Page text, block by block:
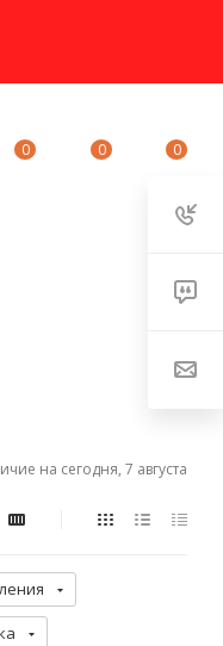
0 0 0
на сегодня, 7 августа